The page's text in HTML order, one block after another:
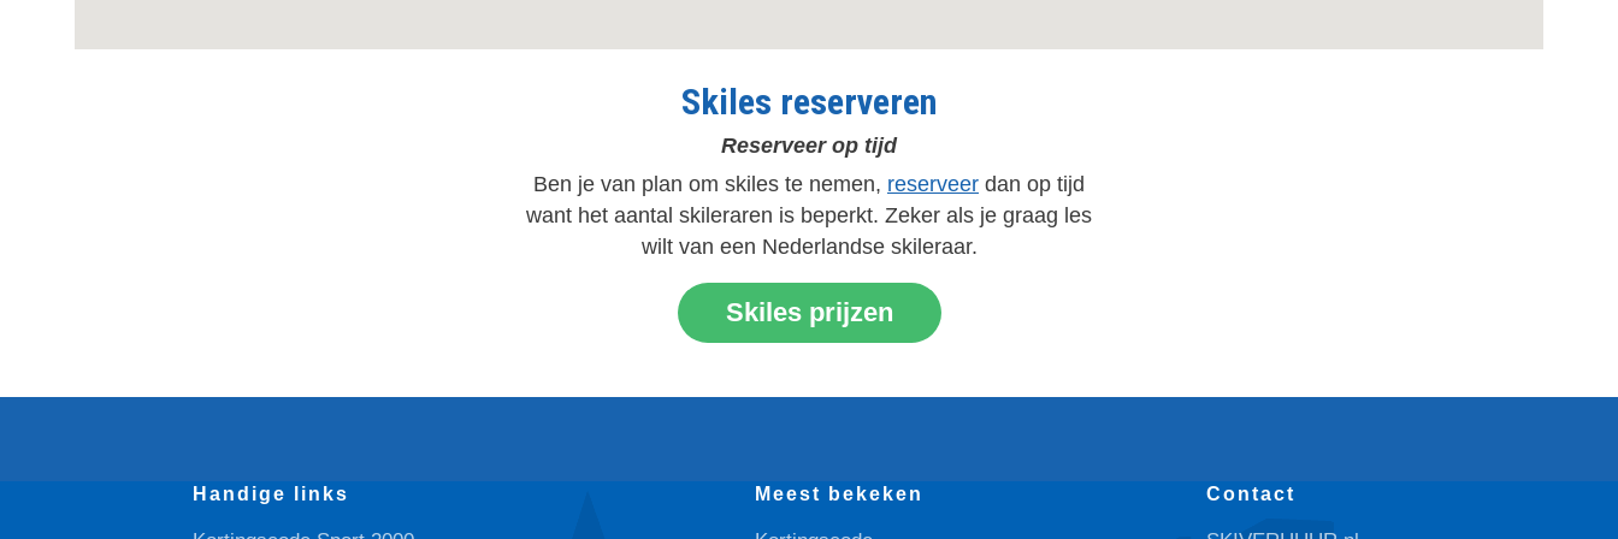
Skiles reserveren
Reserveer op tijd
Ben je van plan om skiles te nemen, reserveer dan op tijd
want het aantal skileraren is beperkt. Zeker als je graag les
wilt van een Nederlandse skileraar.
Skiles prijzen
Handige links Meest bekeken Contact